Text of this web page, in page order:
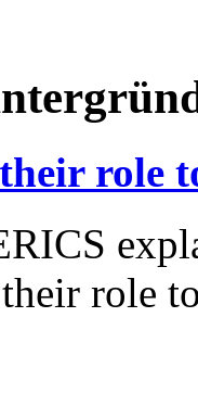
role
their role